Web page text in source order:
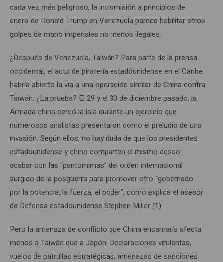
cada vez más peligroso, la intromisión a principios de
enero de Donald Trump en Venezuela parece habilitar otros
golpes de mano imperiales no menos ilegales.
¿Después de Venezuela, Taiwán? Para parte de la prensa
occidental, el acto de piratería estadounidense en el Caribe
habría abierto la vía a una operación similar de China contra
Taiwán. ¿La prueba? El 29 y el 30 de diciembre pasado, la
Armada china cercó la isla durante un ejercicio que
numerosos analistas presentaron como el preludio de una
invasión. Según ellos, no hay duda de que los presidentes
estadounidense y chino comparten el mismo deseo:
acabar con las “pantomimas” del orden internacional
surgido de la posguerra para promover otro “gobernado
por la potencia, la fuerza, el poder”, como explica el asesor
de Defensa estadounidense Stephen Miller (1).
Pero la amenaza de conflicto que China encarnaría afecta
menos a Taiwán que a Japón. Declaraciones virulentas,
vuelos de patrullas estratégicas, amenazas de sanciones